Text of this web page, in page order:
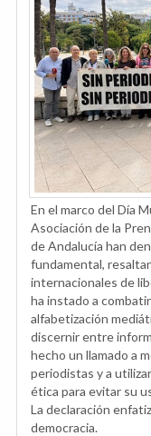
En el marco del Día
Asociación de la
de Andalucía han
fundamental,
internacionales de
ha instado a
alfabetización
discernir entre
hecho un llamado a
periodistas y a
ética para evitar su
La declaración
democracia.